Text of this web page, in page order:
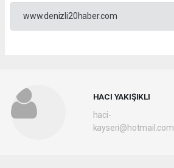
www.denizli20haber.com
HACI YAKIŞIKLI
haci-
kayseri@hotmail.com